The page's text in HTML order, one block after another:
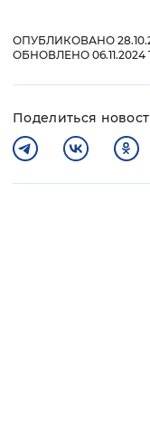
ОПУБЛИКОВАНО
ОБНОВЛЕНО 06.11.2024
Поделиться